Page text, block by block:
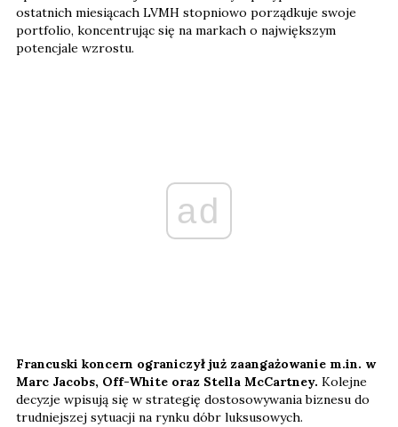
ostatnich miesiącach LVMH stopniowo porządkuje swoje
portfolio, koncentrując się na markach o największym
potencjale wzrostu.
ad
Francuski koncern ograniczył już zaangażowanie m.in. w
Marc Jacobs, Off-White oraz Stella McCartney. Kolejne
decyzje wpisują się w strategię dostosowywania biznesu do
trudniejszej sytuacji na rynku dóbr luksusowych.